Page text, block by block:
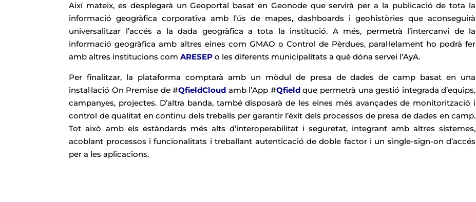
Així mateix, es desplegarà un Geoportal basat en Geonode que servirà per a la publicació de tota la
informació geogràfica corporativa amb l’ús de mapes, dashboards i geohistòries que aconseguirà
universalitzar l’accés a la dada geogràfica a tota la institució. A més, permetrà l’intercanvi de la
informació geogràfica amb altres eines com GMAO o Control de Pèrdues, paral·lelament ho podrà fer
amb altres institucions comARESEP o les diferents municipalitats a què dóna servei l’AyA.
Per finalitzar, la plataforma comptarà amb un mòdul de presa de dades de camp basat en una
instal·lació On Premise de #QfieldCloud amb l’App #Qfieldque permetrà una gestió integrada d’equips,
campanyes, projectes. D’altra banda, també disposarà de les eines més avançades de monitorització i
control de qualitat en continu dels treballs per garantir l’èxit dels processos de presa de dades en camp.
Tot això amb els estàndards més alts d’interoperabilitat i seguretat, integrant amb altres sistemes,
acoblant processos i funcionalitats i treballant autenticació de doble factor i un single-sign-on d’accés
per a les aplicacions.